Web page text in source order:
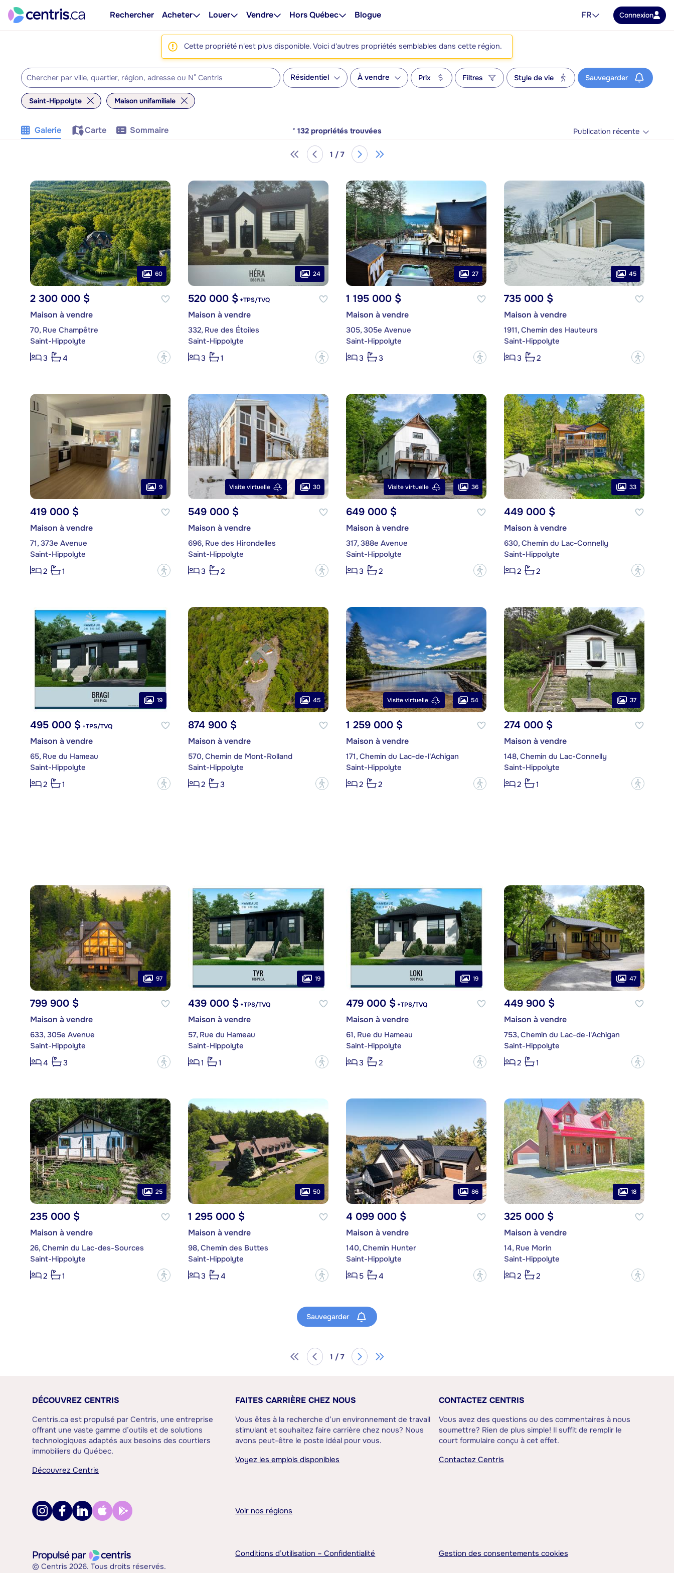
Rechercher Acheter Louer Vendre Hors Québec Blogue FR Connexion
Cette propriété n'est plus disponible. Voici d'autres propriétés semblables dans cette région.
Résidentiel À vendre Prix Filtres Style de vie Sauvegarder
Saint-Hippolyte Maison unifamiliale
Galerie Carte Sommaire * 132 propriétés trouvées Publication récente
1 / 7
60
2 300 000 $
Maison à vendre
70, Rue Champêtre
Saint-Hippolyte
3
4 ?
24
520 000 $+TPS/TVQ
Maison à vendre
332, Rue des Étoiles
Saint-Hippolyte
3
1 ?
27
1 195 000 $
Maison à vendre
305, 305e Avenue
Saint-Hippolyte
3
3 ?
45
735 000 $
Maison à vendre
1911, Chemin des Hauteurs
Saint-Hippolyte
3
2 ?
9
419 000 $
Maison à vendre
71, 373e Avenue
Saint-Hippolyte
2
1 ?
Visite virtuelle 30
549 000 $
Maison à vendre
696, Rue des Hirondelles
Saint-Hippolyte
3
2 ?
Visite virtuelle 36
649 000 $
Maison à vendre
317, 388e Avenue
Saint-Hippolyte
3
2 ?
33
449 000 $
Maison à vendre
630, Chemin du Lac-Connelly
Saint-Hippolyte
2
2 ?
19
495 000 $+TPS/TVQ
Maison à vendre
65, Rue du Hameau
Saint-Hippolyte
2
1 ?
45
874 900 $
Maison à vendre
570, Chemin de Mont-Rolland
Saint-Hippolyte
2
3 ?
Visite virtuelle 54
1 259 000 $
Maison à vendre
171, Chemin du Lac-de-l'Achigan
Saint-Hippolyte
2
2 ?
37
274 000 $
Maison à vendre
148, Chemin du Lac-Connelly
Saint-Hippolyte
2
1 ?
97
799 900 $
Maison à vendre
633, 305e Avenue
Saint-Hippolyte
4
3 ?
19
439 000 $+TPS/TVQ
Maison à vendre
57, Rue du Hameau
Saint-Hippolyte
1
1 ?
19
479 000 $+TPS/TVQ
Maison à vendre
61, Rue du Hameau
Saint-Hippolyte
3
2 ?
47
449 900 $
Maison à vendre
753, Chemin du Lac-de-l'Achigan
Saint-Hippolyte
2
1 ?
25
235 000 $
Maison à vendre
26, Chemin du Lac-des-Sources
Saint-Hippolyte
2
1 ?
50
1 295 000 $
Maison à vendre
98, Chemin des Buttes
Saint-Hippolyte
3
4 ?
86
4 099 000 $
Maison à vendre
140, Chemin Hunter
Saint-Hippolyte
5
4 ?
18
325 000 $
Maison à vendre
14, Rue Morin
Saint-Hippolyte
2
2 ?
Sauvegarder
1 / 7
DÉCOUVREZ CENTRIS
Centris.ca est propulsé par Centris, une entreprise
offrant une vaste gamme d’outils et de solutions
technologiques adaptés aux besoins des courtiers
immobiliers du Québec.
Découvrez Centris
FAITES CARRIÈRE CHEZ NOUS
Vous êtes à la recherche d’un environnement de travail
stimulant et souhaitez faire carrière chez nous? Nous
avons peut-être le poste idéal pour vous.
Voyez les emplois disponibles
CONTACTEZ CENTRIS
Vous avez des questions ou des commentaires à nous
soumettre? Rien de plus simple! Il suffit de remplir le
court formulaire conçu à cet effet.
Contactez Centris
Voir nos régions
© Centris 2026. Tous droits réservés.
Conditions d’utilisation – Confidentialité Gestion des consentements cookies